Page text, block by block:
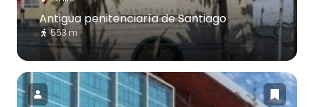
Antigua penitenciaría de Santiago
553 m